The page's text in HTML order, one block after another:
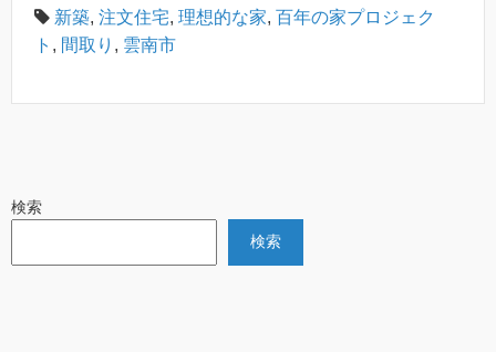
新築, 注文住宅, 理想的な家, 百年の家プロジェク
ト , 間取り , 雲南市
検索
検索